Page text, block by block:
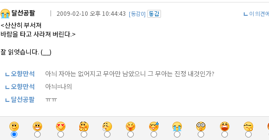
달선공팔 ｜ 2009-02-10 오후 10:44:43 [동감0] 이 의견
<산산히 부서져
바람을 타고 사라져 버린다.>
잘 읽엇습니다. (__)
오향만석
아늬 자아는 없어지고 무아만 남았으니 그 무아는 진정 내것인가?
오향만석
아늬=나의
달선공팔
ㅠㅠ